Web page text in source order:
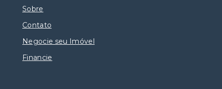
Sobre
Contato
Negocie seu Imóvel
Financie